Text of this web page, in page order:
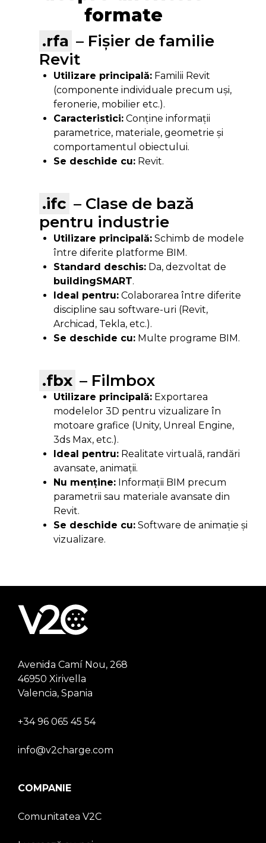
formate
.rfa – Fișier de familie
Revit
Utilizare principală: Familii Revit
(componente individuale precum uși,
feronerie, mobilier etc.).
Caracteristici: Conține informații
parametrice, materiale, geometrie și
comportamentul obiectului.
Se deschide cu: Revit.
.ifc – Clase de bază
pentru industrie
Utilizare principală: Schimb de modele
între diferite platforme BIM.
Standard deschis: Da, dezvoltat de
buildingSMART.
Ideal pentru: Colaborarea între diferite
discipline sau software-uri (Revit,
Archicad, Tekla, etc.).
Se deschide cu: Multe programe BIM.
.fbx – Filmbox
Utilizare principală: Exportarea
modelelor 3D pentru vizualizare în
motoare grafice (Unity, Unreal Engine,
3ds Max, etc.).
Ideal pentru: Realitate virtuală, randări
avansate, animații.
Nu menține: Informații BIM precum
parametrii sau materiale avansate din
Revit.
Se deschide cu: Software de animație și
vizualizare.
Avenida Camí Nou, 268
46950 Xirivella
Valencia, Spania
+34 96 065 45 54
info@v2charge.com
COMPANIE
Comunitatea V2C